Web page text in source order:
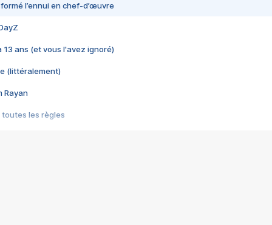
l’ennui en chef-d’œuvre
13 ans (et vous l'avez ignoré)
(littéralement)
Rayan
toutes les règles